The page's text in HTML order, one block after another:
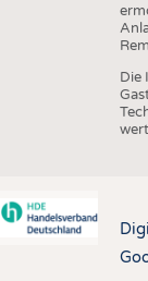
Die